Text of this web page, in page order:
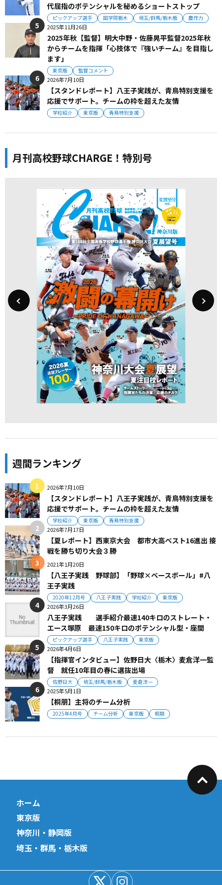
代屈指のポテンシャルを秘めるショートストップ
ピックアップ選手 国学院栃木 埼玉/群馬/栃木版 農作力
2025年11月26日
2025年秋【監督】明大中野・佐藤晃平監督2025年秋
からチームを指揮「心技体で『強いチーム』を目指し
ます」
東京版 監督コメント
2026年7月10日
【スタンドレポート】八王子実践が、青鳥特別支援を
応援でサポート。チームの枠を超えた友情
学校紹介 東京版 青鳥特別支援
月刊高校野球CHARGE！特別号
週間ランキング
2026年7月10日
【スタンドレポート】八王子実践が、青鳥特別支援を
応援でサポート。チームの枠を超えた友情
学校紹介 東京版 青鳥特別支援
2026年7月17日
【夏レポート】西東京大会 都市大高ベスト16進出 接
戦を勝ち切り大会３勝
2021年1月20日
【八王子実践 野球部】「野球×ベースボール」#八
王子実践
2020年12月号 八王子実践 学校紹介 東京版
2026年3月26日
八王子実践 選手紹介最速140キロのストレート・
エース塚原 最速150キロのポテンシャル型・座間
ピックアップ選手 八王子実践 東京版
2026年4月6日
【指揮官インタビュー】佐野日大〈栃木〉麦倉洋一監
督 就任10年目の春に選抜出場
佐野日大 埼玉/群馬/栃木版 麦倉洋一
2025年5月1日
【桐朋】主将のチーム分析
2025年4月号 チーム分析 東京版 桐朋
ホーム
東京版
神奈川・静岡版
埼玉・群馬・栃木版